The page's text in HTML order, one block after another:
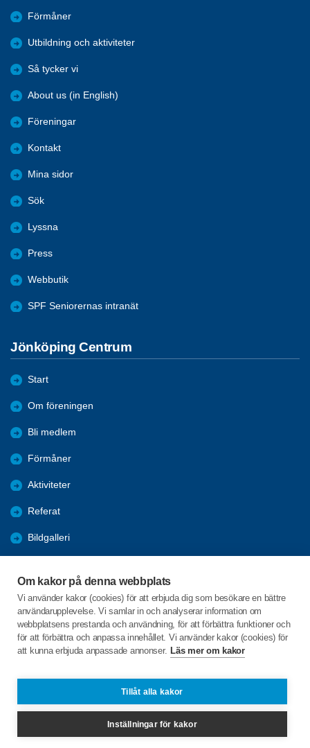
Om kakor på denna webbplats
Vi använder kakor (cookies) för att erbjuda dig som besökare en bättre
användarupplevelse. Vi samlar in och analyserar information om
webbplatsens prestanda och användning, för att förbättra funktioner och
för att förbättra och anpassa innehållet. Vi använder kakor (cookies) för
att kunna erbjuda anpassade annonser. Läs mer om kakor
Tillåt alla kakor
Inställningar för kakor
Förmåner
Utbildning och aktiviteter
Så tycker vi
About us (in English)
Föreningar
Kontakt
Mina sidor
Sök
Lyssna
Press
Webbutik
SPF Seniorernas intranät
Jönköping Centrum
Start
Om föreningen
Bli medlem
Förmåner
Aktiviteter
Referat
Bildgalleri
Engagera DIG i vår förening
C/o:Lennart Lööw
jonkopingcentrum@spfseniorerna.se